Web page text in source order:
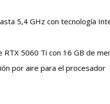
5,4 GHz con tecnología
5060 Ti con 16 GB de
por aire para el procesador